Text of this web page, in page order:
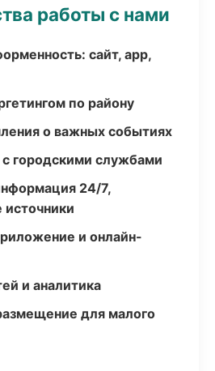
работы с нами
сайт, app,
по району
о важных событиях
городскими службами
24/7,
и онлайн-
и аналитика
для малого